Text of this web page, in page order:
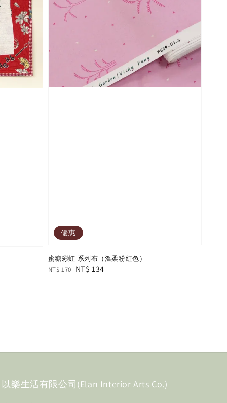
優惠
蜜糖彩虹 系列布（溫柔粉紅色）
Regular
NT$ 170 Sale
NT$ 134
以樂生活有限公司(Elan Interior Arts Co.)